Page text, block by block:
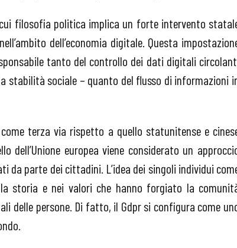
filosofia politica implica un forte intervento
dell’economia digitale. Questa
tanto del controllo dei dati digitali
stabilità sociale – quanto del flusso di informazioni
terza via rispetto a quello statunitense e
europea viene considerato un
parte dei cittadini. L’idea dei singoli individui
storia e nei valori che hanno forgiato la
delle persone. Di fatto, il Gdpr si configura come